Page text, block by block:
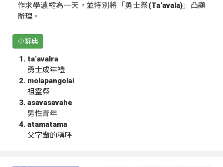
作求學濃縮為一天，並特別將「勇士祭(Ta‘avala)」凸顯
辦理。
小辭典
ta‘avalra
勇士成年禮
molapangolai
祖靈祭
asavasavahe
男性青年
atamatama
父字輩的稱呼